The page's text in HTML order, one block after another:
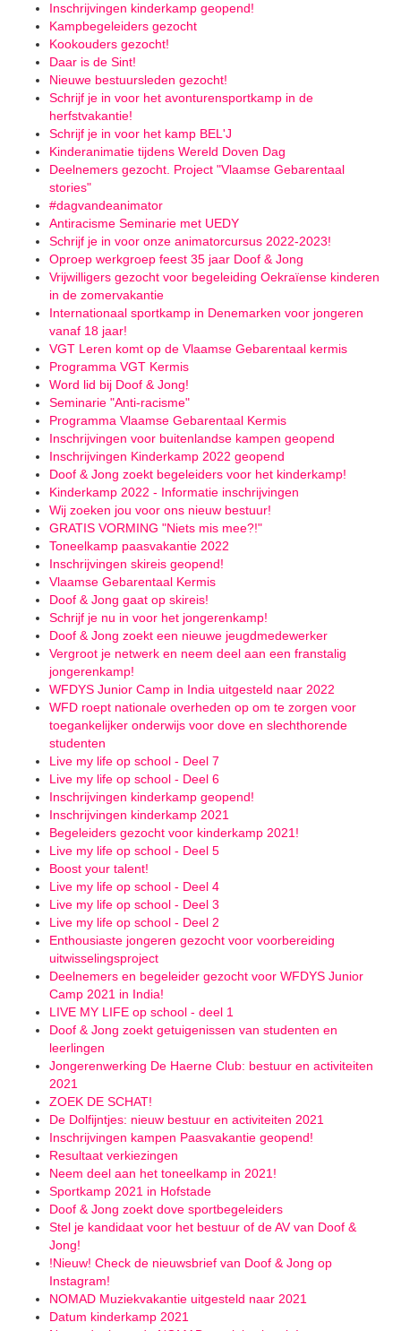
Inschrijvingen kinderkamp geopend!
Kampbegeleiders gezocht
Kookouders gezocht!
Daar is de Sint!
Nieuwe bestuursleden gezocht!
Schrijf je in voor het avonturensportkamp in de
herfstvakantie!
Schrijf je in voor het kamp BEL'J
Kinderanimatie tijdens Wereld Doven Dag
Deelnemers gezocht. Project "Vlaamse Gebarentaal
stories"
#dagvandeanimator
Antiracisme Seminarie met UEDY
Schrijf je in voor onze animatorcursus 2022-2023!
Oproep werkgroep feest 35 jaar Doof & Jong
Vrijwilligers gezocht voor begeleiding Oekraïense kinderen
in de zomervakantie
Internationaal sportkamp in Denemarken voor jongeren
vanaf 18 jaar!
VGT Leren komt op de Vlaamse Gebarentaal kermis
Programma VGT Kermis
Word lid bij Doof & Jong!
Seminarie "Anti-racisme"
Programma Vlaamse Gebarentaal Kermis
Inschrijvingen voor buitenlandse kampen geopend
Inschrijvingen Kinderkamp 2022 geopend
Doof & Jong zoekt begeleiders voor het kinderkamp!
Kinderkamp 2022 - Informatie inschrijvingen
Wij zoeken jou voor ons nieuw bestuur!
GRATIS VORMING "Niets mis mee?!"
Toneelkamp paasvakantie 2022
Inschrijvingen skireis geopend!
Vlaamse Gebarentaal Kermis
Doof & Jong gaat op skireis!
Schrijf je nu in voor het jongerenkamp!
Doof & Jong zoekt een nieuwe jeugdmedewerker
Vergroot je netwerk en neem deel aan een franstalig
jongerenkamp!
WFDYS Junior Camp in India uitgesteld naar 2022
WFD roept nationale overheden op om te zorgen voor
toegankelijker onderwijs voor dove en slechthorende
studenten
Live my life op school - Deel 7
Live my life op school - Deel 6
Inschrijvingen kinderkamp geopend!
Inschrijvingen kinderkamp 2021
Begeleiders gezocht voor kinderkamp 2021!
Live my life op school - Deel 5
Boost your talent!
Live my life op school - Deel 4
Live my life op school - Deel 3
Live my life op school - Deel 2
Enthousiaste jongeren gezocht voor voorbereiding
uitwisselingsproject
Deelnemers en begeleider gezocht voor WFDYS Junior
Camp 2021 in India!
LIVE MY LIFE op school - deel 1
Doof & Jong zoekt getuigenissen van studenten en
leerlingen
Jongerenwerking De Haerne Club: bestuur en activiteiten
2021
ZOEK DE SCHAT!
De Dolfijntjes: nieuw bestuur en activiteiten 2021
Inschrijvingen kampen Paasvakantie geopend!
Resultaat verkiezingen
Neem deel aan het toneelkamp in 2021!
Sportkamp 2021 in Hofstade
Doof & Jong zoekt dove sportbegeleiders
Stel je kandidaat voor het bestuur of de AV van Doof &
Jong!
!Nieuw! Check de nieuwsbrief van Doof & Jong op
Instagram!
NOMAD Muziekvakantie uitgesteld naar 2021
Datum kinderkamp 2021